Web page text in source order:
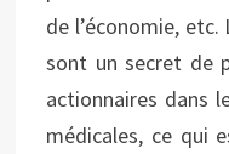
de l’économie,
sont un secret de
actionnaires dans
médicales, ce qui